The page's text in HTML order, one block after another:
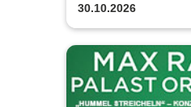
30.10.2026